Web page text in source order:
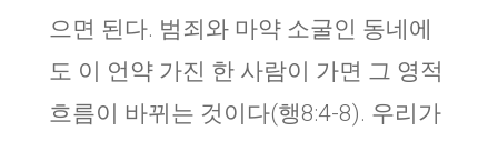
으면 된다. 범죄와 마약 소굴인 동네에
도 이 언약 가진 한 사람이 가면 그 영적
흐름이 바뀌는 것이다(행8:4-8). 우리가